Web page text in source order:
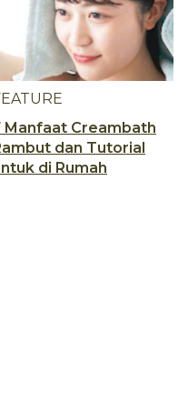
Manfaat Creambath
dan Tutorial
di Rumah